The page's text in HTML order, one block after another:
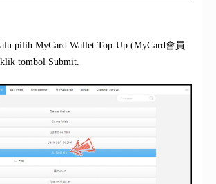
pilih MyCard Wallet Top-Up (MyCard會員
tombol Submit.